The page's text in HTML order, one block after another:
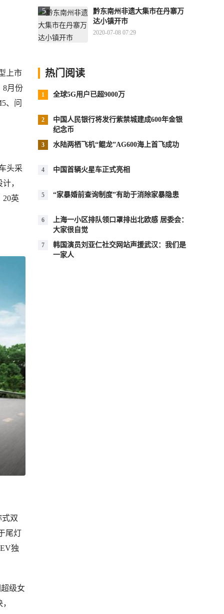
上市
8月份
、问
头采
，
20英
式双
尾灯
独
级女
5
黔东南州非遗大集市在丹寨万
达小镇开市
2020-07-08 07:29
热门阅读
1 全球5G用户已超9000万
2
中国人民银行将发行紫禁城建成600年金银
纪念币
3 水陆两栖飞机“鲲龙”AG600海上首飞成功
4 中国首辆火星车正式亮相
5 “家暴婚前查询制度”有助于消除家暴隐患
6
上海一小区排队领口罩排出北欧感 居委会：
大家很自觉
7
韩国演员刘亚仁社交网站声援武汉：我们是
一家人